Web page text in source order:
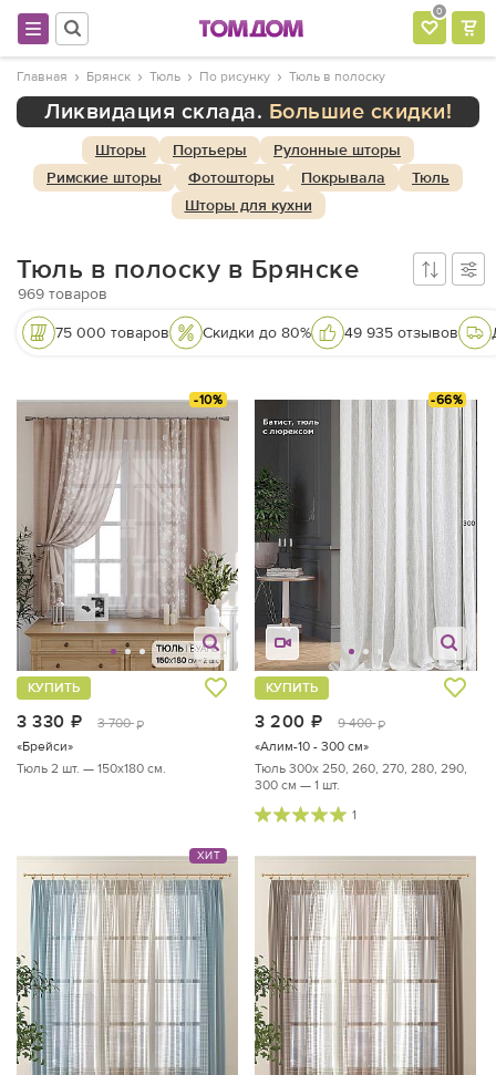
0
Главная Брянск Тюль По рисунку Тюль в полоску
Ликвидация склада. Большие скидки!
Шторы Портьеры
Рулонные шторы
Римские шторы
Фотошторы Покрывала
Тюль
Шторы для кухни
Тюль в полоску в Брянске
969 товаров
75 000 товаров Скидки до 80% 49 935 отзывов
-10%
3 330 руб.
3 700 руб.
КУПИТЬ
«Брейси»
Тюль 2 шт. — 150х180 см.
-66%
3 200 руб.
9 400 руб.
КУПИТЬ
«Алим-10 - 300 см»
Тюль 300х 250, 260, 270, 280, 290,
300 см — 1 шт.
1
ХИТ